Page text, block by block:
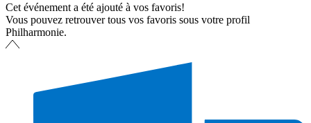
Cet événement a été ajouté à vos favoris!
Vous pouvez retrouver tous vos favoris sous votre profil
Philharmonie.